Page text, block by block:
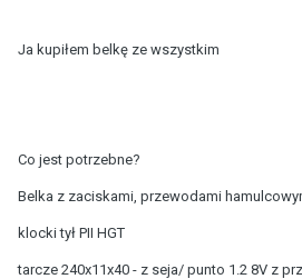
Ja kupiłem belkę ze wszystkim
Co jest potrzebne?
Belka z zaciskami, przewodami
klocki tył PII HGT
tarcze 240x11x40 - z seja/ punto 1.2 8V z